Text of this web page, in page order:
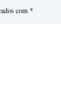
com *